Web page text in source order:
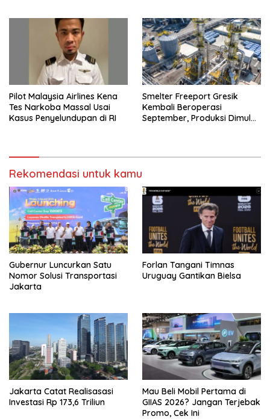
Pilot Malaysia Airlines Kena
Tes Narkoba Massal Usai
Kasus Penyelundupan di RI
Smelter Freeport Gresik
Kembali Beroperasi
September, Produksi Dimulai
Rekomendasi untuk kamu
Gubernur Luncurkan Satu
Nomor Solusi Transportasi
Jakarta
Forlan Tangani Timnas
Uruguay Gantikan Bielsa
Jakarta Catat Realisasasi
Investasi Rp 173,6 Triliun
Mau Beli Mobil Pertama di
GIIAS 2026? Jangan Terjebak
Promo, Cek Ini